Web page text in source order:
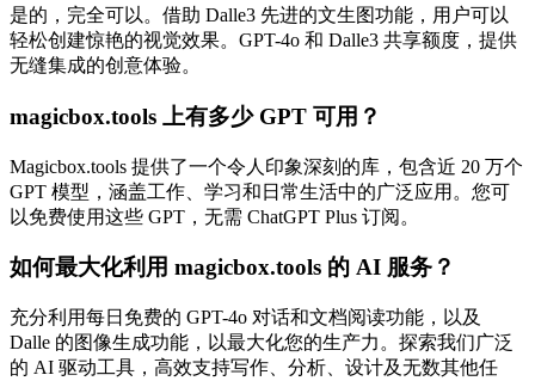
是的，完全可以。借助 Dalle3 先进的文生图功能，用户可以
轻松创建惊艳的视觉效果。GPT-4o 和 Dalle3 共享额度，提供
无缝集成的创意体验。
magicbox.tools 上有多少 GPT 可用？
Magicbox.tools 提供了一个令人印象深刻的库，包含近 20 万个
GPT 模型，涵盖工作、学习和日常生活中的广泛应用。您可
以免费使用这些 GPT，无需 ChatGPT Plus 订阅。
如何最大化利用 magicbox.tools 的 AI 服务？
充分利用每日免费的 GPT-4o 对话和文档阅读功能，以及
Dalle 的图像生成功能，以最大化您的生产力。探索我们广泛
的 AI 驱动工具，高效支持写作、分析、设计及无数其他任